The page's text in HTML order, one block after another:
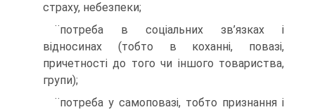
страху, небезпеки;
¨потреба в соціальних зв’язках і
відносинах (тобто в коханні, повазі,
причетності до того чи іншого товариства,
групи);
¨потреба у самоповазі, тобто признання і